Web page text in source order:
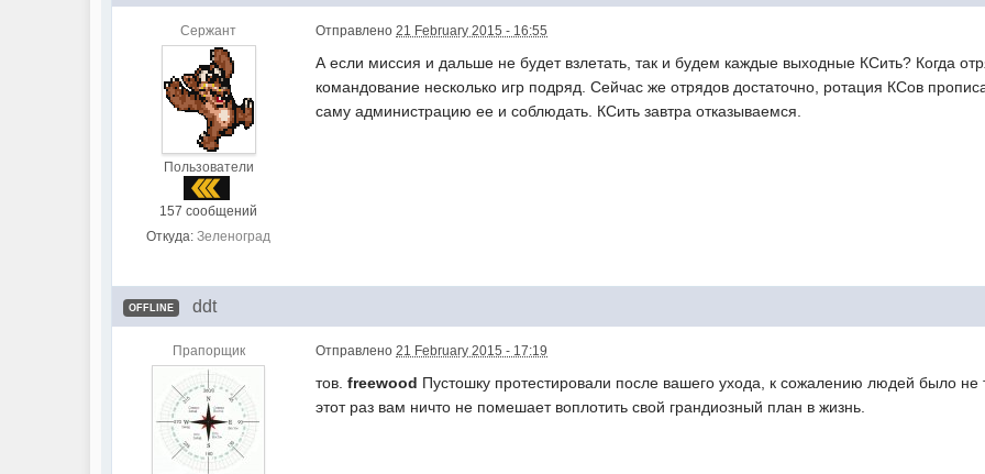
Сержант
Пользователи
157 сообщений
Откуда: Зеленоград
Отправлено 21 February 2015 - 16:55
А если миссия и дальше не будет взлетать, так и будем каждые выходные КСить? Когда
командование несколько игр подряд. Сейчас же отрядов достаточно, ротация КСов
саму администрацию ее и соблюдать. КСить завтра отказываемся.
OFFLINE ddt
Прапорщик Отправлено 21 February 2015 - 17:19
тов. freewood Пустошку протестировали после вашего ухода, к сожалению людей было не
этот раз вам ничто не помешает воплотить свой грандиозный план в жизнь.